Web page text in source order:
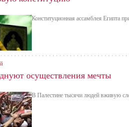
Конституционная ассамблея Египта
осуществления мечты
В Палестине тысячи людей вживую